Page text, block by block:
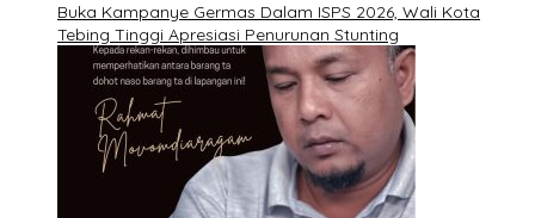
Buka Kampanye Germas Dalam ISPS 2026, Wali Kota
Tebing Tinggi Apresiasi Penurunan Stunting